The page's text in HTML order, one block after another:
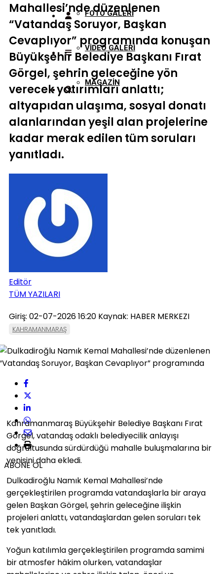
FOTO GALERİ
VİDEO GALERİ
MAGAZİN
Mahallesi’nde düzenlenen
“Vatandaş Soruyor, Başkan
Cevaplıyor” programında konuşan
Büyükşehir Belediye Başkanı Fırat
Görgel, şehrin geleceğine yön
verecek yatırımları anlattı;
altyapıdan ulaşıma, sosyal donatı
alanlarından yeşil alan projelerine
kadar merak edilen tüm soruları
yanıtladı.
Editör
TÜM YAZILARI
Giriş: 02-07-2026 16:20 Kaynak: HABER MERKEZI
KAHRAMANMARAŞ
ABONE OL
Kahramanmaraş Büyükşehir Belediye Başkanı Fırat
Görgel, vatandaş odaklı belediyecilik anlayışı
doğrultusunda sürdürdüğü mahalle buluşmalarına bir
yenisini daha ekledi.
Dulkadiroğlu Namık Kemal Mahallesi’nde
gerçekleştirilen programda vatandaşlarla bir araya
gelen Başkan Görgel, şehrin geleceğine ilişkin
projeleri anlattı, vatandaşlardan gelen soruları tek
tek yanıtladı.
Yoğun katılımla gerçekleştirilen programda samimi
bir atmosfer hâkim olurken, vatandaşlar